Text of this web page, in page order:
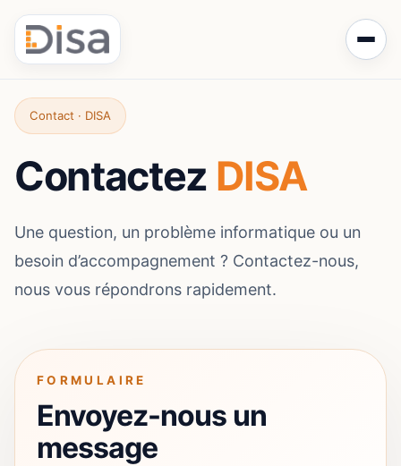
Contact · DISA
Contactez DISA
Une question, un problème informatique ou un
besoin d’accompagnement ? Contactez-nous,
nous vous répondrons rapidement.
FORMULAIRE
Envoyez-nous un
message